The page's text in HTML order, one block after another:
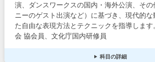
演、ダンスワークスの国内・海外公演、そ
ニーのゲスト出演など）に基づき、現代的
た自由な表現方法とテクニックを指導しま
会 協会員、文化庁国内研修員
科目の詳細